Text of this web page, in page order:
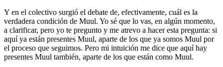
Y en el colectivo surgió el debate de, efectivamente, cuál es la
verdadera condición de Muul. Yo sé que lo vas, en algún momento,
a clarificar, pero yo te pregunto y me atrevo a hacer esta pregunta: si
aquí ya están presentes Muul, aparte de los que ya somos Muul por
el proceso que seguimos. Pero mi intuición me dice que aquí hay
presentes Muul también, aparte de los que están como Muul.